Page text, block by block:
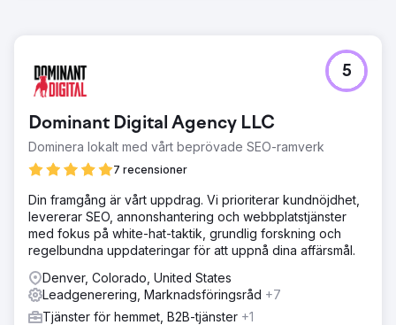
Dominant Digital Agency LLC
Dominera lokalt med vårt beprövade SEO-ramverk
7 recensioner
5
Din framgång är vårt uppdrag. Vi prioriterar kundnöjdhet,
levererar SEO, annonshantering och webbplatstjänster
med fokus på white-hat-taktik, grundlig forskning och
regelbundna uppdateringar för att uppnå dina affärsmål.
Denver, Colorado, United States
Leadgenerering, Marknadsföringsråd +7
Tjänster för hemmet, B2B-tjänster +1